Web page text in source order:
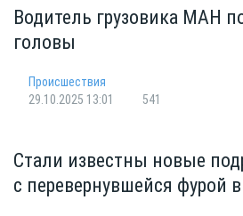
Водитель грузовика МАН
головы
Происшествия
29.10.2025 13:01
541
Стали известны новые
с перевернувшейся фурой